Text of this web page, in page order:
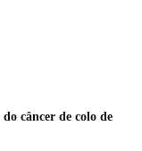
câncer de colo de